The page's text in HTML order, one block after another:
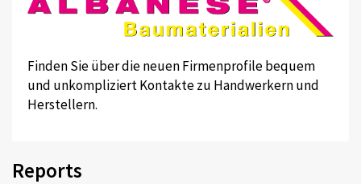
Finden Sie über die neuen Firmenprofile bequem
und unkompliziert Kontakte zu Handwerkern und
Herstellern.
Reports